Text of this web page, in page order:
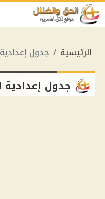
الرئيسية جدول
جدول إعدادية